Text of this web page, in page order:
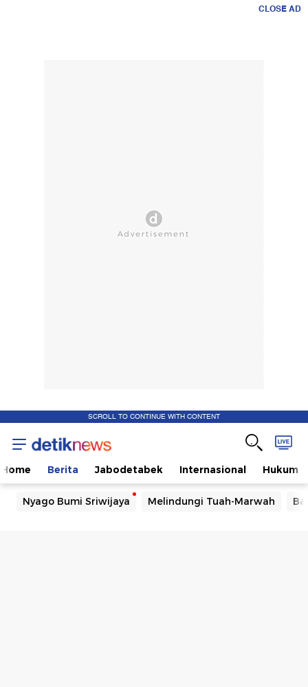
CLOSE AD
SCROLL TO CONTINUE WITH CONTENT
Home Berita Jabodetabek Internasional Hukum
Nyago Bumi Sriwijaya Melindungi Tuah-Marwah